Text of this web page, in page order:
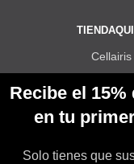
TIENDA
Recibe el
en tu
Solo tienes que